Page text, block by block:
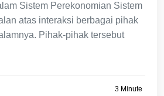
Sistem Perekonomian Sistem
atas interaksi berbagai pihak
Pihak-pihak tersebut
3 Minute